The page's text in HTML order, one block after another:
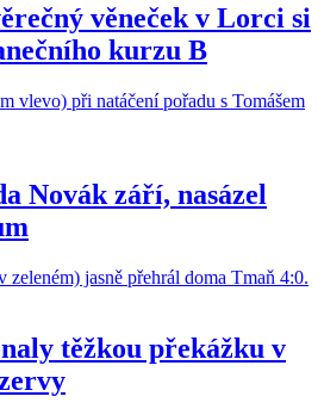
věneček v Lorci si
kurzu B
Novák září, nasázel
těžkou překážku v